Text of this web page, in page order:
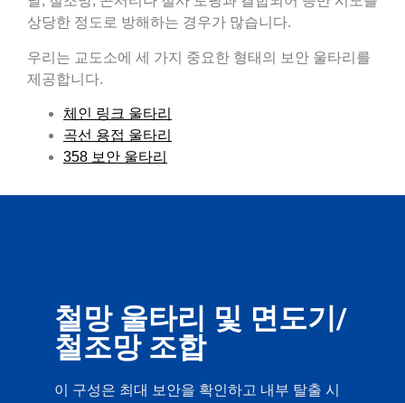
상당한 정도로 방해하는 경우가 많습니다.
우리는 교도소에 세 가지 중요한 형태의 보안 울타리를
제공합니다.
체인 링크 울타리
곡선 용접 울타리
358 보안 울타리
철망 울타리 및 면도기/
철조망 조합
이 구성은 최대 보안을 확인하고 내부 탈출 시